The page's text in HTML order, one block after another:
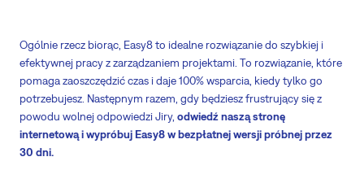
Ogólnie rzecz biorąc, Easy8 to idealne rozwiązanie do szybkiej i
efektywnej pracy z zarządzaniem projektami. To rozwiązanie, które
pomaga zaoszczędzić czas i daje 100% wsparcia, kiedy tylko go
potrzebujesz. Następnym razem, gdy będziesz frustrujący się z
powodu wolnej odpowiedzi Jiry, odwiedź naszą stronę
internetową i wypróbuj Easy8 w bezpłatnej wersji próbnej przez
30 dni.